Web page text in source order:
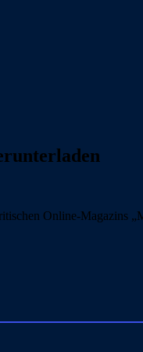
Online-Magazins